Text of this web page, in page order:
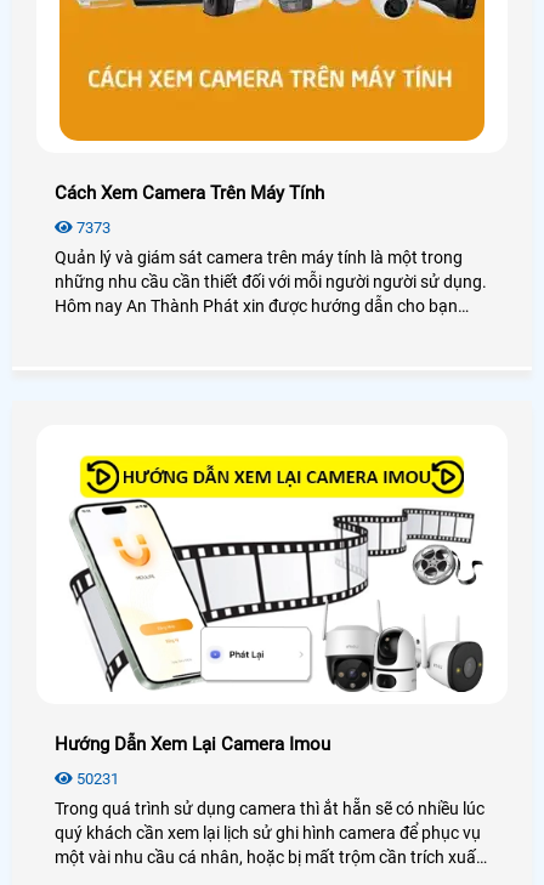
Cách Xem Camera Trên Máy Tính
7373
Quản lý và giám sát camera trên máy tính là một trong
những nhu cầu cần thiết đối với mỗi người người sử dụng.
Hôm nay An Thành Phát xin được hướng dẫn cho bạn
Hướng Dẫn Xem Lại Camera Imou
50231
Trong quá trình sử dụng camera thì ắt hẵn sẽ có nhiều lúc
quý khách cần xem lại lịch sử ghi hình camera để phục vụ
một vài nhu cầu cá nhân, hoặc bị mất trộm cần trích xuất